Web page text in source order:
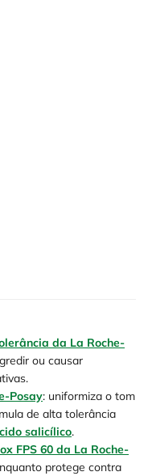
da La Roche-
ou causar
Posay: uniformiza o tom
de alta tolerância
salicílico.
FPS 60 da La Roche-
protege contra